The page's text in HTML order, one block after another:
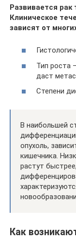
Развивается рак
Клиническое
зависят от
Тип роста
даст
Степени
В наибольшей
опухоль,
кишечника.
растут
Как